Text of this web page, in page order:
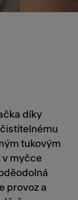
díky
tukovým
v myčce
provoz a